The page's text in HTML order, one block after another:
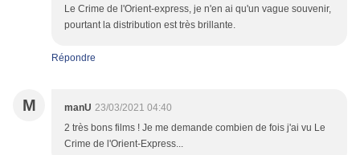
Le Crime de l'Orient-express, je n'en ai qu'un vague souvenir,
pourtant la distribution est très brillante.
Répondre
M manU 23/03/2021 04:40
2 très bons films ! Je me demande combien de fois j'ai vu Le
Crime de l'Orient-Express...